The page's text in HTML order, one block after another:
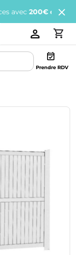
200€ offertstous
Prendre RDV